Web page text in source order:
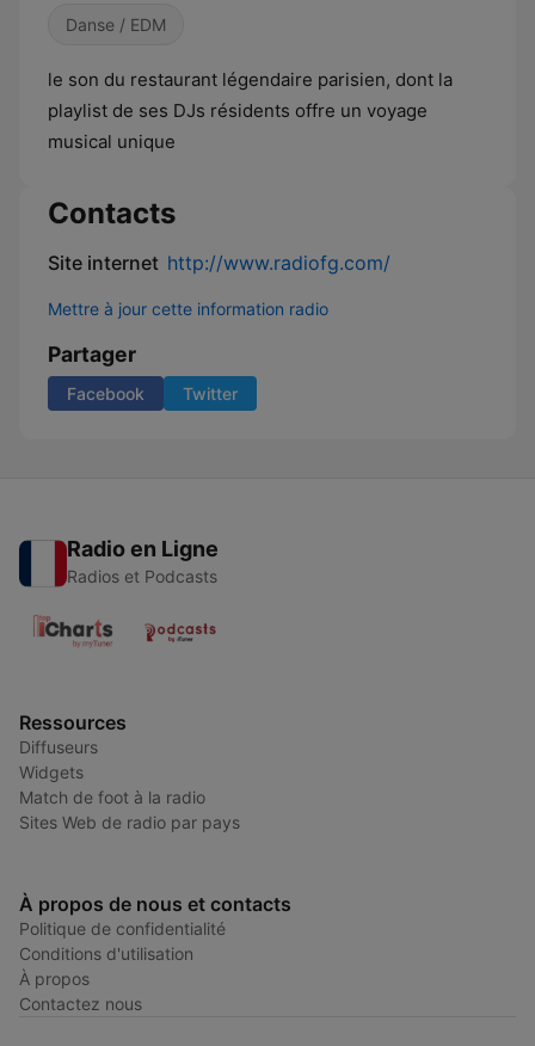
Danse / EDM
le son du restaurant légendaire parisien, dont la
playlist de ses DJs résidents offre un voyage
musical unique
Contacts
Site internet http://www.radiofg.com/
Mettre à jour cette information radio
Partager
Facebook Twitter
Radio en Ligne
Radios et Podcasts
Ressources
Diffuseurs
Widgets
Match de foot à la radio
Sites Web de radio par pays
À propos de nous et contacts
Politique de confidentialité
Conditions d'utilisation
À propos
Contactez nous